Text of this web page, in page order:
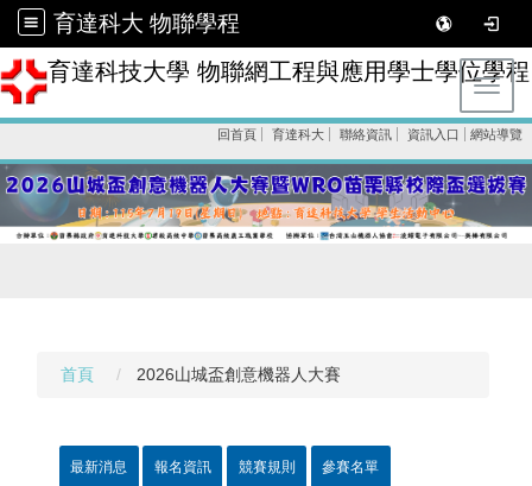
育達科大 物聯學程
育達科技大學 物聯網工程與應用學士學位學程
回首頁 育達科大 聯絡資訊 資訊入口 網站導覽
首頁 2026山城盃創意機器人大賽
最新消息 報名資訊 競賽規則 參賽名單